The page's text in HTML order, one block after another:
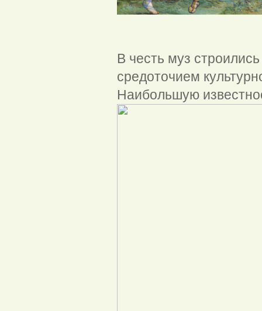
В честь муз
средоточием
Наибольшую